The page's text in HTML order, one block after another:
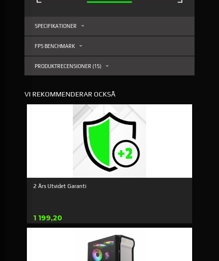
SPECIFIKATIONER
FPS BENCHMARK
PRODUKTRECENSIONER (15)
VI REKOMMENDERAR OCKSÅ
2 Års Utvidet Garanti
Pris
1 199,20